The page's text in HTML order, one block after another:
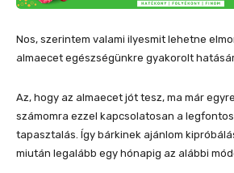
Nos, szerintem valami ilyesmit lehetne
almaecet egészségünkre gyakorolt
Az, hogy az almaecet jót tesz, ma már
számomra ezzel kapcsolatosan a
tapasztalás. Így bárkinek ajánlom
miután legalább egy hónapig az alábbi